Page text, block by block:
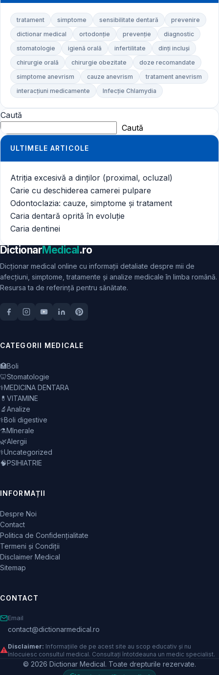
tratament simptome sensibilitate dentară
prevenire
dictionar medical
ortodonție prevenție
diagnostic
stomatologie
igienă orală infertilitate
dinți incluși
chirurgie orală
chirurgie obezitate
doze recomandate
simptome anevrism
cauze anevrism
tratament anevrism
interacțiuni medicamente
Infecție Chlamydia
Caută
Caută
ULTIMELE ARTICOLE
Atriția excesivă a dinților (proximal, ocluzal)
Carie cu deschiderea camerei pulpare
Odontoclazia: cauze, simptome și tratament
Caria dentară oprită în evoluție
Caria dentinei
DictionarMedical.ro
Dicționar medical online cu informații detaliate despre mii de
afecțiuni, simptome, tratamente și analize medicale în limba română.
Resursa ta de referință pentru sănătate.
CATEGORII MEDICALE
🏥Boli
🦷Stomatologie
⚕️MEDICINA DENTARA
💊 VITAMINE
🔬Analize
⚕️Boli digestive
⚗️MInerale
🌿Alergii
⚕️Uncategorized
🧠PSIHIATRIE
INFORMAȚII
Despre Noi
Contact
Politica de Confidențialitate
Termeni și Condiții
Disclaimer Medical
Sitemap
CONTACT
Email
contact@dictionarmedical.ro
⚠️Disclaimer: Informațiile de pe acest site au scop educativ și nu
înlocuiesc consultul medical. Consultați întotdeauna un medic specialist.
© 2026 Dictionar Medical. Toate drepturile rezervate.